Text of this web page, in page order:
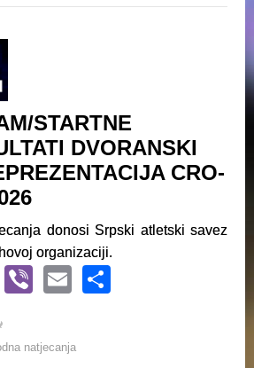
STARTNE
DVORANSKI
CRO-
donosi Srpski atletski savez
organizaciji.
W
Vi
er
E
natjecanja